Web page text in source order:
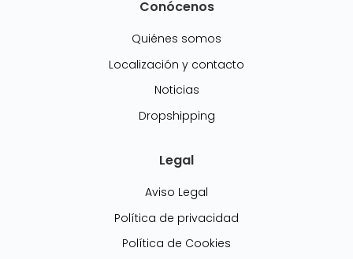
Conócenos
Quiénes somos
Localización y contacto
Noticias
Dropshipping
Legal
Aviso Legal
Política de privacidad
Política de Cookies